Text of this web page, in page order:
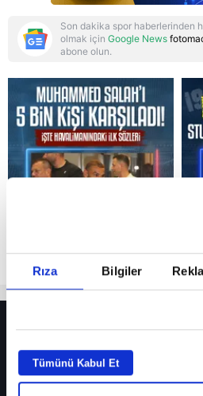
Rıza Bilgiler
Tümünü Kabul Et
Reddet
Son dakika spor haberlerinden
olmak için Google News
abone olun.
Fenerbahçe’de sürpriz ayrılık ihtimali!
Fenerbahçe’nin yeni transferi Mason